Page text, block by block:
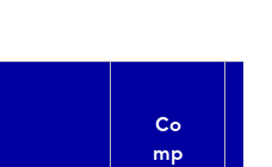
Co
mp